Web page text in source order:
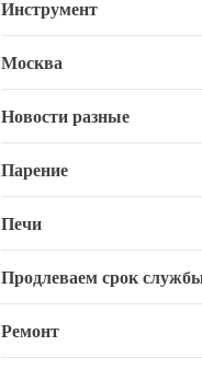
Инструмент
Москва
Новости разные
Парение
Печи
Продлеваем срок
Ремонт